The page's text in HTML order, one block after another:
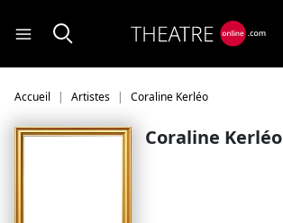
Accueil Artistes Coraline Kerléo
Coraline Kerléo